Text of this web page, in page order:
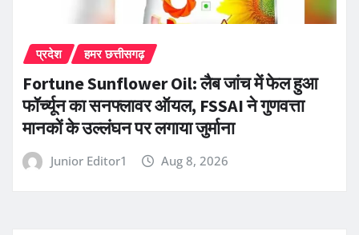
प्रदेश हमर छत्तीसगढ़
Fortune Sunflower Oil: लैब जांच में फेल हुआ
फॉर्च्यून का सनफ्लावर ऑयल, FSSAI ने गुणवत्ता
मानकों के उल्लंघन पर लगाया जुर्माना
Junior Editor1 Aug 8, 2026